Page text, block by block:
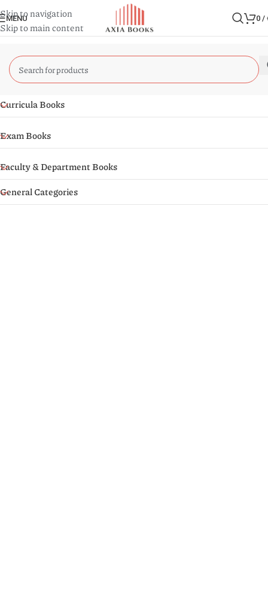
Skip to navigation
Skip to main content
MENU 0 /
Curricula Books
Exam Books
Faculty & Department Books
General Categories